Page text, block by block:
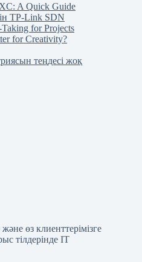
A Quick Guide
TP-Link SDN
for Projects
for Creativity?
теңдесі жоқ
өз клиенттерімізге
тілдерінде IT